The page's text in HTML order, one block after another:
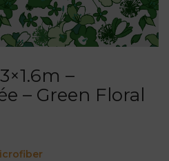
–
– Green Floral